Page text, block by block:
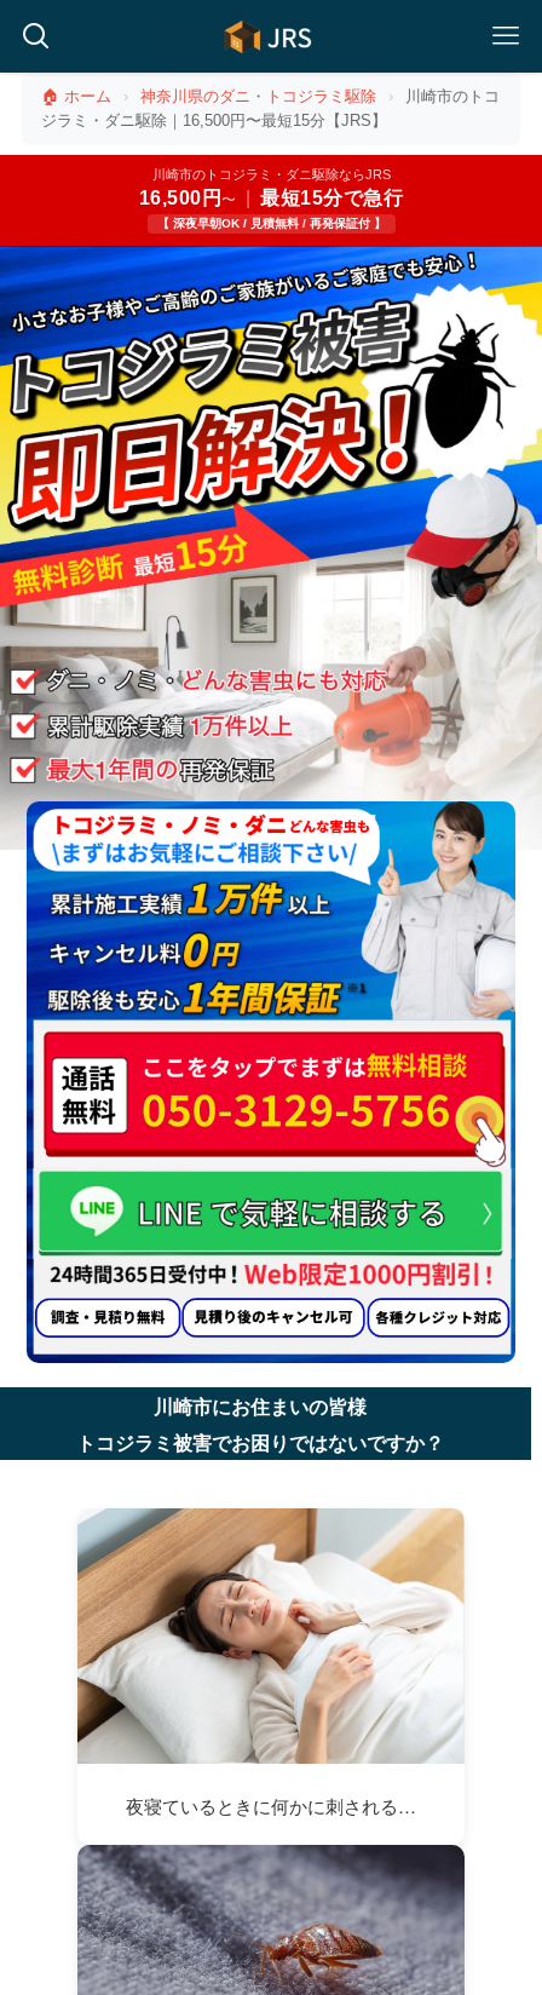
🏠 ホーム › 神奈川県のダニ・トコジラミ駆除 ›
川崎市のトコ
ジラミ・ダニ駆除｜16,500円〜最短15分【JRS】
川崎市のトコジラミ・ダニ駆除ならJRS
16,500円〜 最短15分で急行
【 深夜早朝OK / 見積無料 / 再発保証付 】
川崎市にお住まいの皆様
トコジラミ被害でお困りではないですか？
夜寝ているときに何かに刺される…